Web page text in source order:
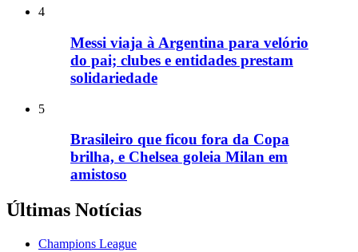
4
Messi viaja à Argentina para velório
do pai; clubes e entidades prestam
solidariedade
5
Brasileiro que ficou fora da Copa
brilha, e Chelsea goleia Milan em
amistoso
Últimas Notícias
Champions League